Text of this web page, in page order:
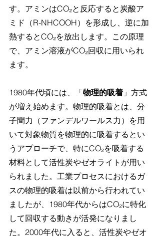
す。アミンはCO₂と反応すると炭酸ア
ミド（R-NHCOOH）を形成し、逆に加
熱するとCO₂を放出します。この原理
で、アミン溶液がCO₂回収に用いられ
ます。
1980年代頃には、「物理的吸着 」方式
が増え始めます。物理的吸着とは、分
子間力（ファンデルワールス力）を用
いて対象物質を物理的に吸着するとい
うアプローチで、特にCO₂を吸着する
材料として活性炭やゼオライトが用い
られました。工業プロセスにおけるガ
スの物理的吸着は以前から行われてい
ましたが、1980年代からはCO₂に特化
して回収する動きが活発になりまし
た。2000年代に入ると、活性炭やゼオ